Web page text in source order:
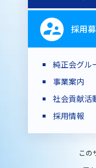
採用
純正会グル
事業案内
社会貢献活
採用情報
この